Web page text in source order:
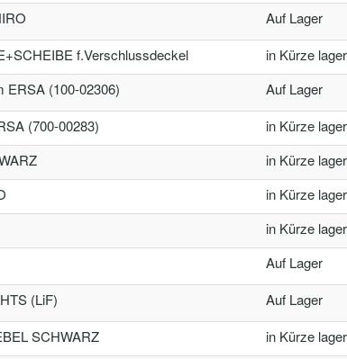
Auf Lager
f.Verschlussdeckel in Kürze
ERSA (100-02306) Auf Lager
(700-00283) in Kürze
in Kürze
in Kürze
in Kürze
Auf Lager
(LiF) Auf Lager
SCHWARZ in Kürze